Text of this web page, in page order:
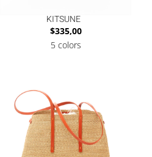
KITSUNE
$335,00
5 colors